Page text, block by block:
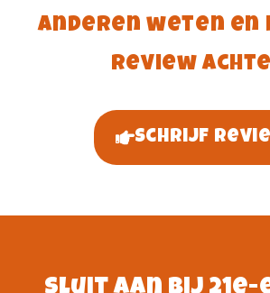
anderen weten en
review
Schrijf